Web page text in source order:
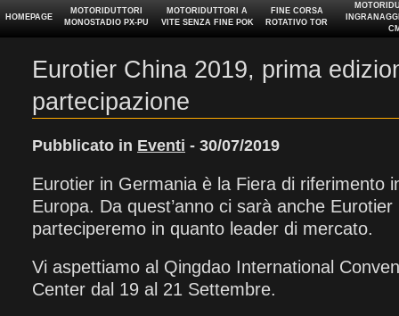
HOMEPAGE
MOTORIDUTTORI
MONOSTADIO PX‑PU
MOTORIDUTTORI A
VITE SENZA FINE POK
FINE CORSA
ROTATIVO TOR
Eurotier China 2019, prima
partecipazione
Pubblicato in Eventi - 30/07/2019
Eurotier in Germania è la Fiera di riferimento
Europa. Da quest’anno ci sarà anche Eurotier
parteciperemo in quanto leader di mercato.
Vi aspettiamo al Qingdao International
Center dal 19 al 21 Settembre.